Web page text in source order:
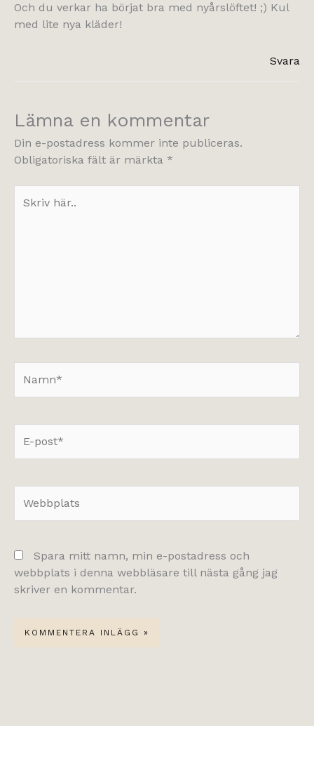
Och du verkar ha börjat bra med nyårslöftet! ;) Kul
med lite nya kläder!
Svara
Lämna en kommentar
Din e-postadress kommer inte publiceras.
Obligatoriska fält är märkta *
här..
post*
Spara mitt namn, min e-postadress och
webbplats i denna webbläsare till nästa gång jag
skriver en kommentar.